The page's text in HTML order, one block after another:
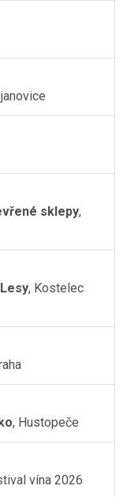
sklepy,
, Kostelec
, Hustopeče
vína 2026